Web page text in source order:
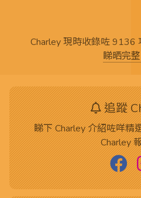
Charley 現時收錄咗 9136
睇晒完
追蹤
睇下 Charley 介紹咗咩精
Charley